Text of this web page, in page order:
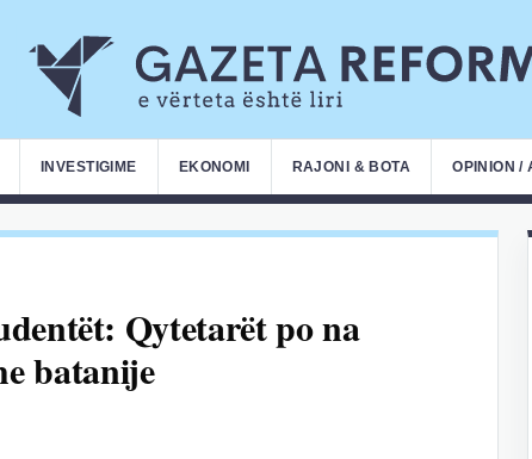
INVESTIGIME EKONOMI RAJONI & BOTA OPINION /
Qytetarët po na
batanije